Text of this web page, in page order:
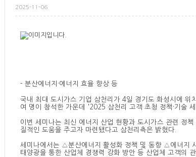
2025-11-06
- 분산에너지 ·에너지 효율 향상 등
국내 최대 도시가스 기업 삼천리가 4일 경기도 화성시에 위
여 명이 참석한 가운데
'2025 삼천리 고객 초청 정책 ·기술
이번 세미나는 최신 에너지 산업 현황과 도시가스 관련 정
질적인 도움을 주고자 마련됐다고 삼천리측은 밝혔다
세미나에서는 △분산에너지 활성화 정책 및 동향 △ 에너지
태양광을 통한 산업체 경쟁력 강화 방안 등 산업체 고객의